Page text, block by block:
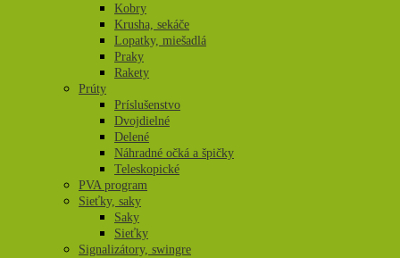
Kobry
Krusha, sekáče
Lopatky, miešadlá
Praky
Rakety
Prúty
Príslušenstvo
Dvojdielné
Delené
Náhradné očká a špičky
Teleskopické
PVA program
Sieťky, saky
Saky
Sieťky
Signalizátory, swingre